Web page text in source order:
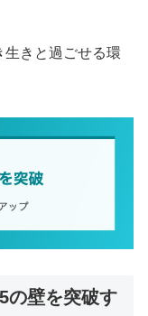
きと過ごせる環
の壁を突破す